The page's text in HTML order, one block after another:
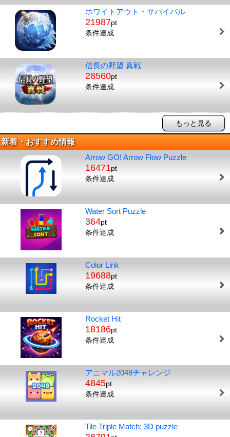
ホワイトアウト・サバイバル
21987pt
条件達成
信長の野望 真戦
28560pt
条件達成
もっと見る
新着・おすすめ情報
Arrow GO! Arrow Flow Puzzle
16471pt
条件達成
Water Sort Puzzle
364pt
条件達成
Color Link
19688pt
条件達成
Rocket Hit
18186pt
条件達成
アニマル2048チャレンジ
4845pt
条件達成
Tile Triple Match: 3D puzzle